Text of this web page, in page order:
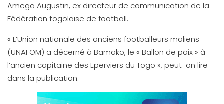
Amega Augustin, ex directeur de communication de la
Fédération togolaise de football.
« L’Union nationale des anciens footballeurs maliens
(UNAFOM) a décerné à Bamako, le « Ballon de paix » à
l’ancien capitaine des Eperviers du Togo », peut-on lire
dans la publication.